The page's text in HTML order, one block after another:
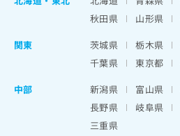
秋田県
山形県
関東
茨城県 栃木県
千葉県
東京都
中部
新潟県 富山県
長野県
岐阜県
三重県